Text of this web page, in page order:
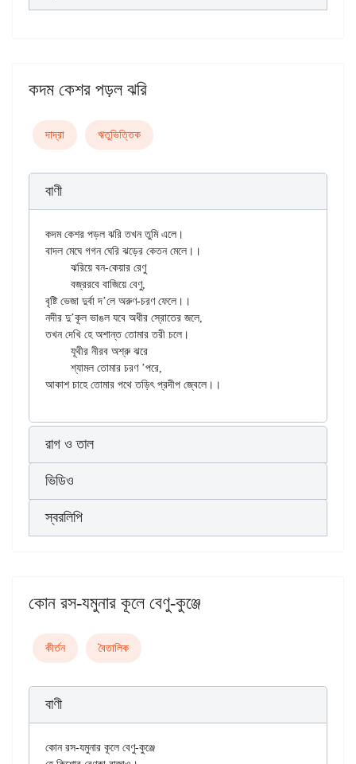
কদম কেশর পড়ল ঝরি
দাদ্‌রা ঋতুভিত্তিক
বাণী
কদম কেশর পড়ল ঝরি তখন তুমি এলে।
বাদল মেঘে গগন ঘেরি ঝড়ের কেতন মেলে।।
বৃষ্টি ভেজা দুর্বা দ’লে অরুণ-চরণ ফেলে।।
নদীর দু’কূল ভাঙল যবে অধীর স্রোতের জলে,
তখন দেখি হে অশান্ত তোমার তরী চলে।
	শ্যামল তোমার চরণ ’পরে,
রাগ ও তাল
ভিডিও
স্বরলিপি
কোন রস-যমুনার কূলে বেণু-কুঞ্জে
কীর্তন বৈতালিক
বাণী
কোন রস-যমুনার কূলে বেণু-কুঞ্জে